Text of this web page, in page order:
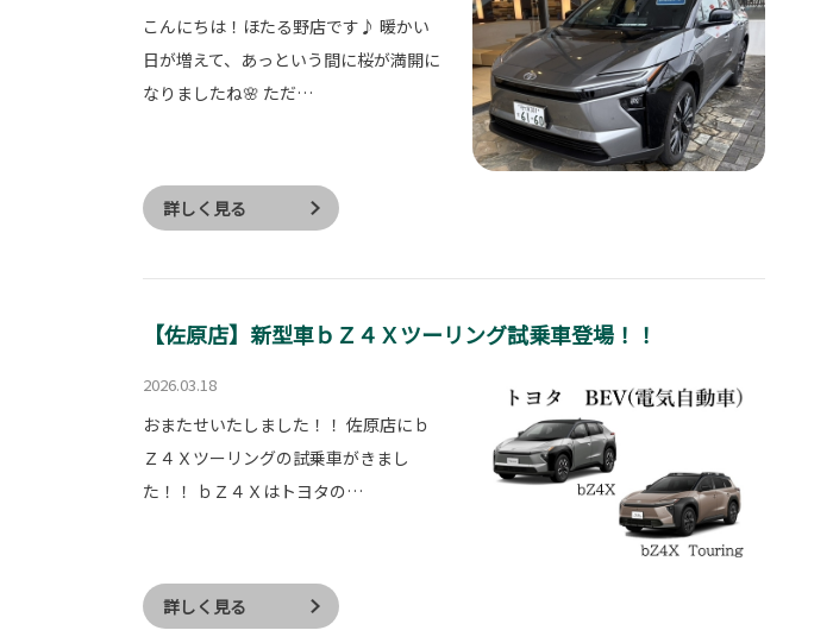
こんにちは！ほたる野店です♪ 暖かい
日が増えて、あっという間に桜が満開に
なりましたね🌸 ただ…
詳しく見る
【佐原店】新型車ｂＺ４Ｘツーリング試乗車登場！！
2026.03.18
おまたせいたしました！！ 佐原店にｂ
Ｚ４Ｘツーリングの試乗車がきまし
た！！ ｂＺ４Ｘはトヨタの…
詳しく見る